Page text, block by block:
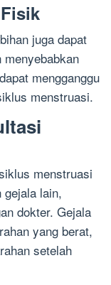
juga dapat
mengganggu
menstruasi.
menstruasi
lain,
dokter. Gejala
yang berat,
setelah